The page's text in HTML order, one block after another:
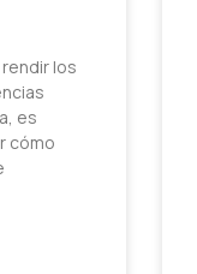
los
es
cómo